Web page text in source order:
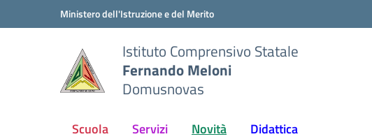
Vai ai contenuti
Vai al menu di navigazioneMinistero dell'Istruzione e del Merito
Istituto Comprensivo Statale
Fernando Meloni
Domusnovas
Scuola Servizi Novità Didattica